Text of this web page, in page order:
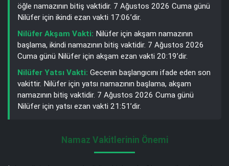
öğle namazının bitiş vaktidir. 7 Ağustos 2026 Cuma günü
Nilüfer için ikindi ezan vakti 17:06’dir.
Nilüfer Akşam Vakti: Nilüfer için akşam namazının
başlama, ikindi namazının bitiş vaktidir. 7 Ağustos 2026
Cuma günü Nilüfer için akşam ezan vakti 20:19’dir.
Nilüfer Yatsı Vakti: Gecenin başlangıcını ifade eden son
vakittir. Nilüfer için yatsı namazının başlama, akşam
namazının bitiş vaktidir. 7 Ağustos 2026 Cuma günü
Nilüfer için yatsı ezan vakti 21:51’dir.
Namaz Vakitlerinin Önemi